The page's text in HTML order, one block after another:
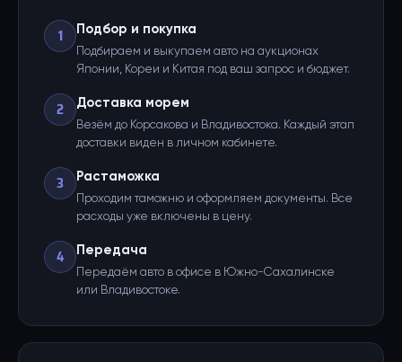
1 Подбор и покупка
Подбираем и выкупаем авто на аукционах
Японии, Кореи и Китая под ваш запрос и бюджет.
2 Доставка морем
Везём до Корсакова и Владивостока. Каждый этап
доставки виден в личном кабинете.
3 Растаможка
Проходим таможню и оформляем документы. Все
расходы уже включены в цену.
4 Передача
Передаём авто в офисе в Южно-Сахалинске
или Владивостоке.